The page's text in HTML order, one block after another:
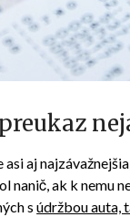
aj
nanič, ak k nemu
súdržbou auta,